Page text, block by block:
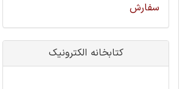
سفارش
کتابخانه الکترونیک